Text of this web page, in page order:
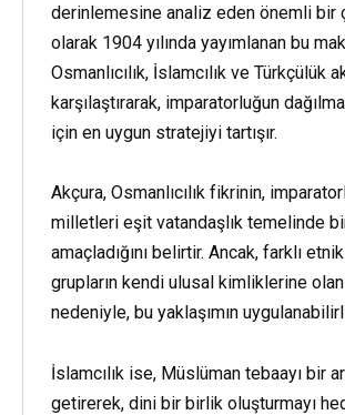
derinlemesine analiz eden önemli bir
olarak 1904 yılında yayımlanan bu
Osmanlıcılık, İslamcılık ve Türkçülük
karşılaştırarak, imparatorluğun
için en uygun stratejiyi tartışır.
Akçura, Osmanlıcılık fikrinin,
milletleri eşit vatandaşlık temelinde
amaçladığını belirtir. Ancak, farklı
grupların kendi ulusal kimliklerine olan
nedeniyle, bu yaklaşımın
İslamcılık ise, Müslüman tebaayı bir
getirerek, dini bir birlik oluşturmayı